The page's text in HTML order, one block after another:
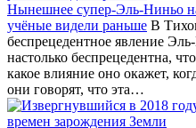
Нынешнее супер-Эль-Ниньо
учёные видели раньше В
беспрецедентное явление
настолько беспрецедентна,
какое влияние оно окажет,
они говорят, что эта…